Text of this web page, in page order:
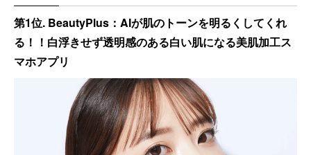
第1位. BeautyPlus：AIが肌のトーンを明るくしてくれ
る！！白浮きせず透明感のある白い肌になる美肌加工ス
マホアプリ